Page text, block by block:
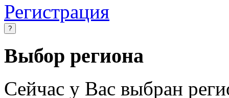
Регистрация
?
Выбор региона
Сейчас у Вас выбран